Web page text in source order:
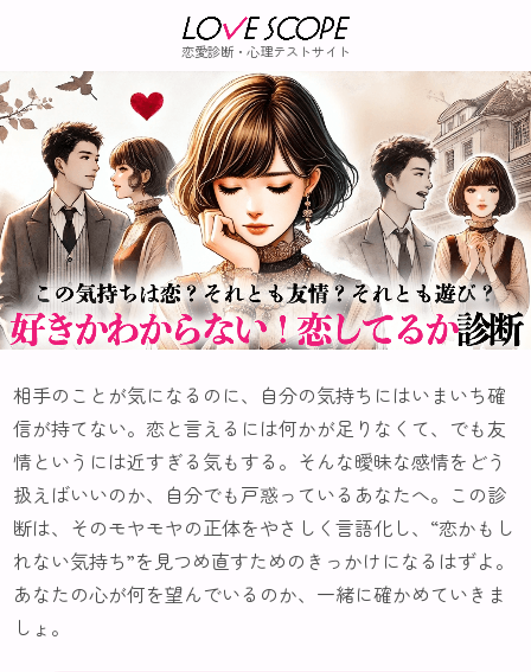
恋愛診断・心理テストサイト
相手のことが気になるのに、自分の気持ちにはいまいち確
信が持てない。恋と言えるには何かが足りなくて、でも友
情というには近すぎる気もする。そんな曖昧な感情をどう
扱えばいいのか、自分でも戸惑っているあなたへ。この診
断は、そのモヤモヤの正体をやさしく言語化し、“恋かもし
れない気持ち”を見つめ直すためのきっかけになるはずよ。
あなたの心が何を望んでいるのか、一緒に確かめていきま
しょ。